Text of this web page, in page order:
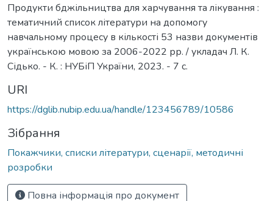
Продукти бджільництва для харчування та лікування :
тематичний список літератури на допомогу
навчальному процесу в кількості 53 назви документів
українською мовою за 2006-2022 рр. / укладач Л. К.
Сідько. - К. : НУБіП України, 2023. - 7 с.
URI
https://dglib.nubip.edu.ua/handle/123456789/10586
Зібрання
Покажчики, списки літератури, сценарії, методичні
розробки
Повна інформація про документ